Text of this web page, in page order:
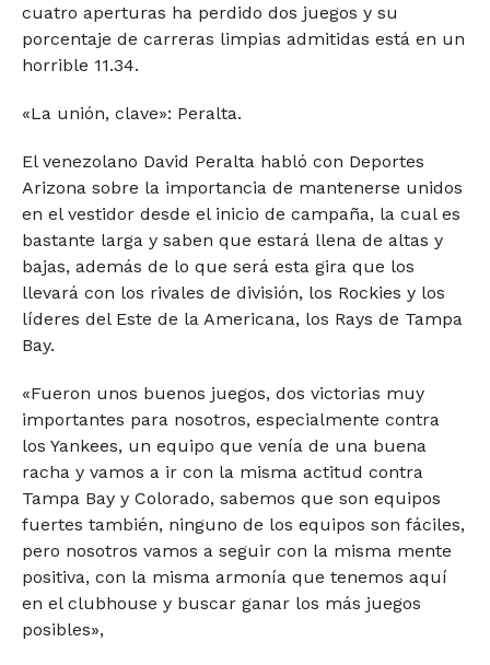
cuatro aperturas ha perdido dos juegos y su
porcentaje de carreras limpias admitidas está en un
horrible 11.34.
«La unión, clave»: Peralta.
El venezolano David Peralta habló con Deportes
Arizona sobre la importancia de mantenerse unidos
en el vestidor desde el inicio de campaña, la cual es
bastante larga y saben que estará llena de altas y
bajas, además de lo que será esta gira que los
llevará con los rivales de división, los Rockies y los
líderes del Este de la Americana, los Rays de Tampa
Bay.
«Fueron unos buenos juegos, dos victorias muy
importantes para nosotros, especialmente contra
los Yankees, un equipo que venía de una buena
racha y vamos a ir con la misma actitud contra
Tampa Bay y Colorado, sabemos que son equipos
fuertes también, ninguno de los equipos son fáciles,
pero nosotros vamos a seguir con la misma mente
positiva, con la misma armonía que tenemos aquí
en el clubhouse y buscar ganar los más juegos
posibles»,